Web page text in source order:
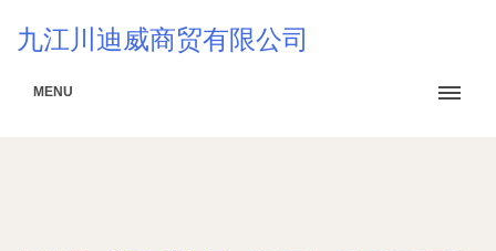
九江川迪威商贸有限公司
MENU